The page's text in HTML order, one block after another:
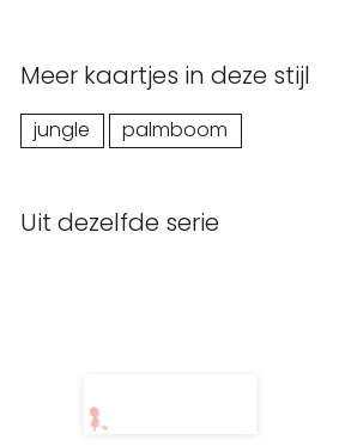
Meer kaartjes in deze stijl
jungle palmboom
Uit dezelfde serie